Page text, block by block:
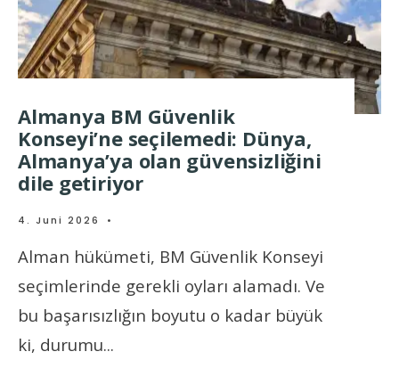
Almanya BM Güvenlik
Konseyi’ne seçilemedi: Dünya,
Almanya’ya olan güvensizliğini
dile getiriyor
4. Juni 2026 •
Alman hükümeti, BM Güvenlik Konseyi
seçimlerinde gerekli oyları alamadı. Ve
bu başarısızlığın boyutu o kadar büyük
ki, durumu...